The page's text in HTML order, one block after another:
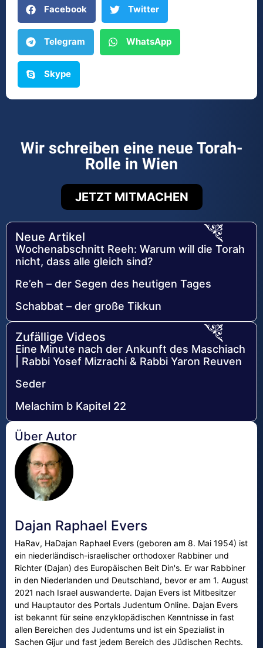
Facebook Twitter
Telegram WhatsApp
Skype
Wir schreiben eine neue Torah-
Rolle in Wien
JETZT MITMACHEN
Neue Artikel
Wochenabschnitt Reeh: Warum will die Torah
nicht, dass alle gleich sind?
Re’eh – der Segen des heutigen Tages
Schabbat – der große Tikkun
Zufällige Videos
Eine Minute nach der Ankunft des Maschiach
| Rabbi Yosef Mizrachi & Rabbi Yaron Reuven
Seder
Melachim b Kapitel 22
Über Autor
Dajan Raphael Evers
HaRav, HaDajan Raphael Evers (geboren am 8. Mai 1954) ist
ein niederländisch-israelischer orthodoxer Rabbiner und
Richter (Dajan) des Europäischen Beit Din's. Er war Rabbiner
in den Niederlanden und Deutschland, bevor er am 1. August
2021 nach Israel auswanderte. Dajan Evers ist Mitbesitzer
und Hauptautor des Portals Judentum Online. Dajan Evers
ist bekannt für seine enzyklopädischen Kenntnisse in fast
allen Bereichen des Judentums und ist ein Spezialist in
Sachen Gijur und fast jedem Bereich des Jüdischen Rechts.